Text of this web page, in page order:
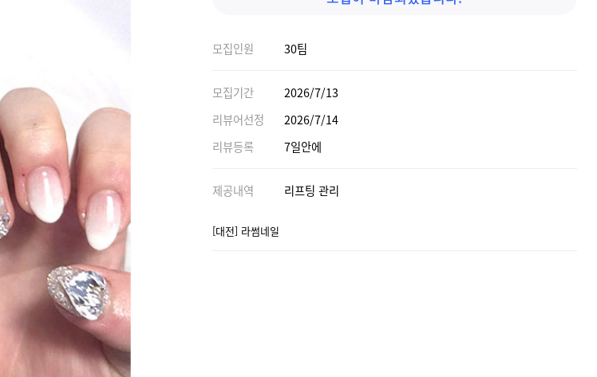
모집인원 30팀
모집기간
2026/7/13
리뷰어선정
2026/7/14
리뷰등록
7일안에
제공내역 리프팅 관리
[대전] 라썸네일